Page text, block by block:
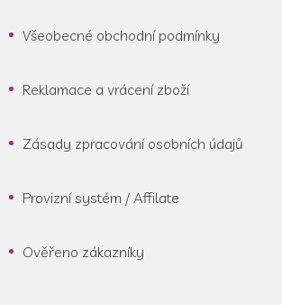
Všeobecné obchodní podmínky
Reklamace a vrácení zboží
Zásady zpracování osobních údajů
Provizní systém / Affilate
Ověřeno zákazníky